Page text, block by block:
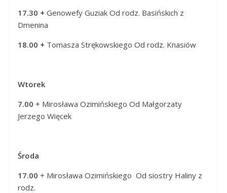
17.30 + Genowefy Guziak Od rodz. Basińskich z
Dmenina
18.00 + Tomasza Strękowskiego Od rodz. Knasiów
Wtorek
7.00 + Mirosława Ozimińskiego Od Małgorzaty
Jerzego Więcek
Środa
17.00 + Mirosława Ozimińskiego Od siostry Haliny z
rodz.